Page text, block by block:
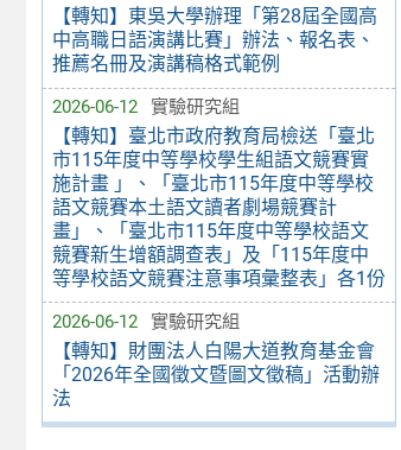
【轉知】東吳大學辦理「第28屆全國高
中高職日語演講比賽」辦法、報名表、
推薦名冊及演講稿格式範例
2026-06-12 實驗研究組
【轉知】臺北市政府教育局檢送「臺北
市115年度中等學校學生組語文競賽實
施計畫 」、「臺北市115年度中等學校
語文競賽本土語文讀者劇場競賽計
畫」、「臺北市115年度中等學校語文
競賽新生增額調查表」及「115年度中
等學校語文競賽注意事項彙整表」各1份
2026-06-12 實驗研究組
【轉知】財團法人白陽大道教育基金會
「2026年全國徵文暨圖文徵稿」活動辦
法